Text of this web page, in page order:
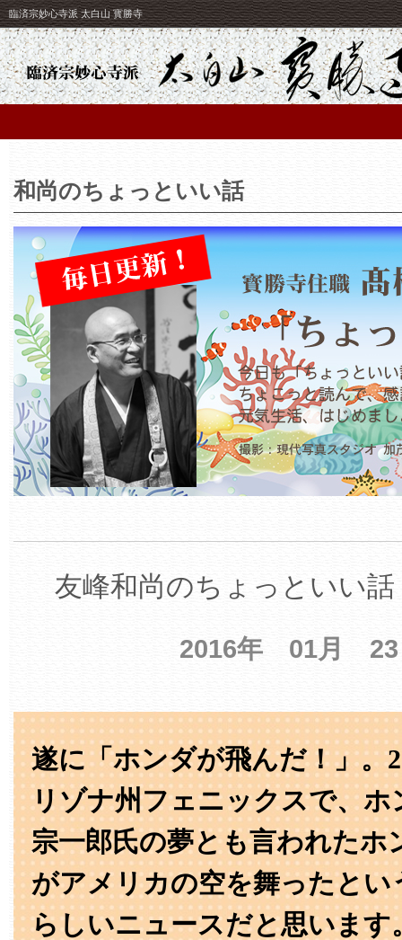
臨済宗妙心寺派 太白山 寳勝寺
和尚のちょっといい話
友峰和尚のちょっといい
2016年 01月
遂に「ホンダが飛んだ！」。
リゾナ州フェニックスで、ホ
宗一郎氏の夢とも言われたホ
がアメリカの空を舞ったとい
らしいニュースだと思います